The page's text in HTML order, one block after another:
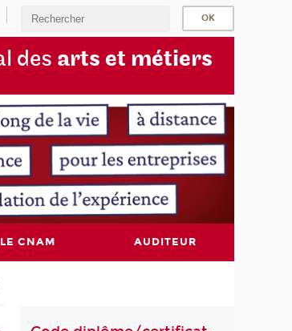
des arts et métiers
LE CNAM AUDITEUR